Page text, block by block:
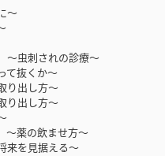
～
虫刺されの診療～
て抜くか～
り出し方～
り出し方～
薬の飲ませ方～
来を見据える～